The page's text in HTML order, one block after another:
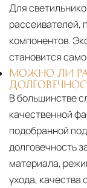
Для
рассеивателей,
компонентов.
становится
МОЖНО ЛИ
В большинстве
качественной
подобранной
долговечность
материала,
ухода, качества